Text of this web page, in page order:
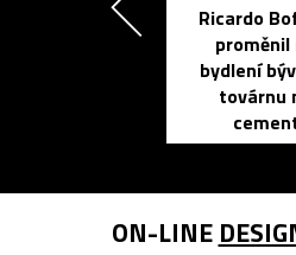
Ricardo
proměnil
bydlení
továrnu
ON-LINE